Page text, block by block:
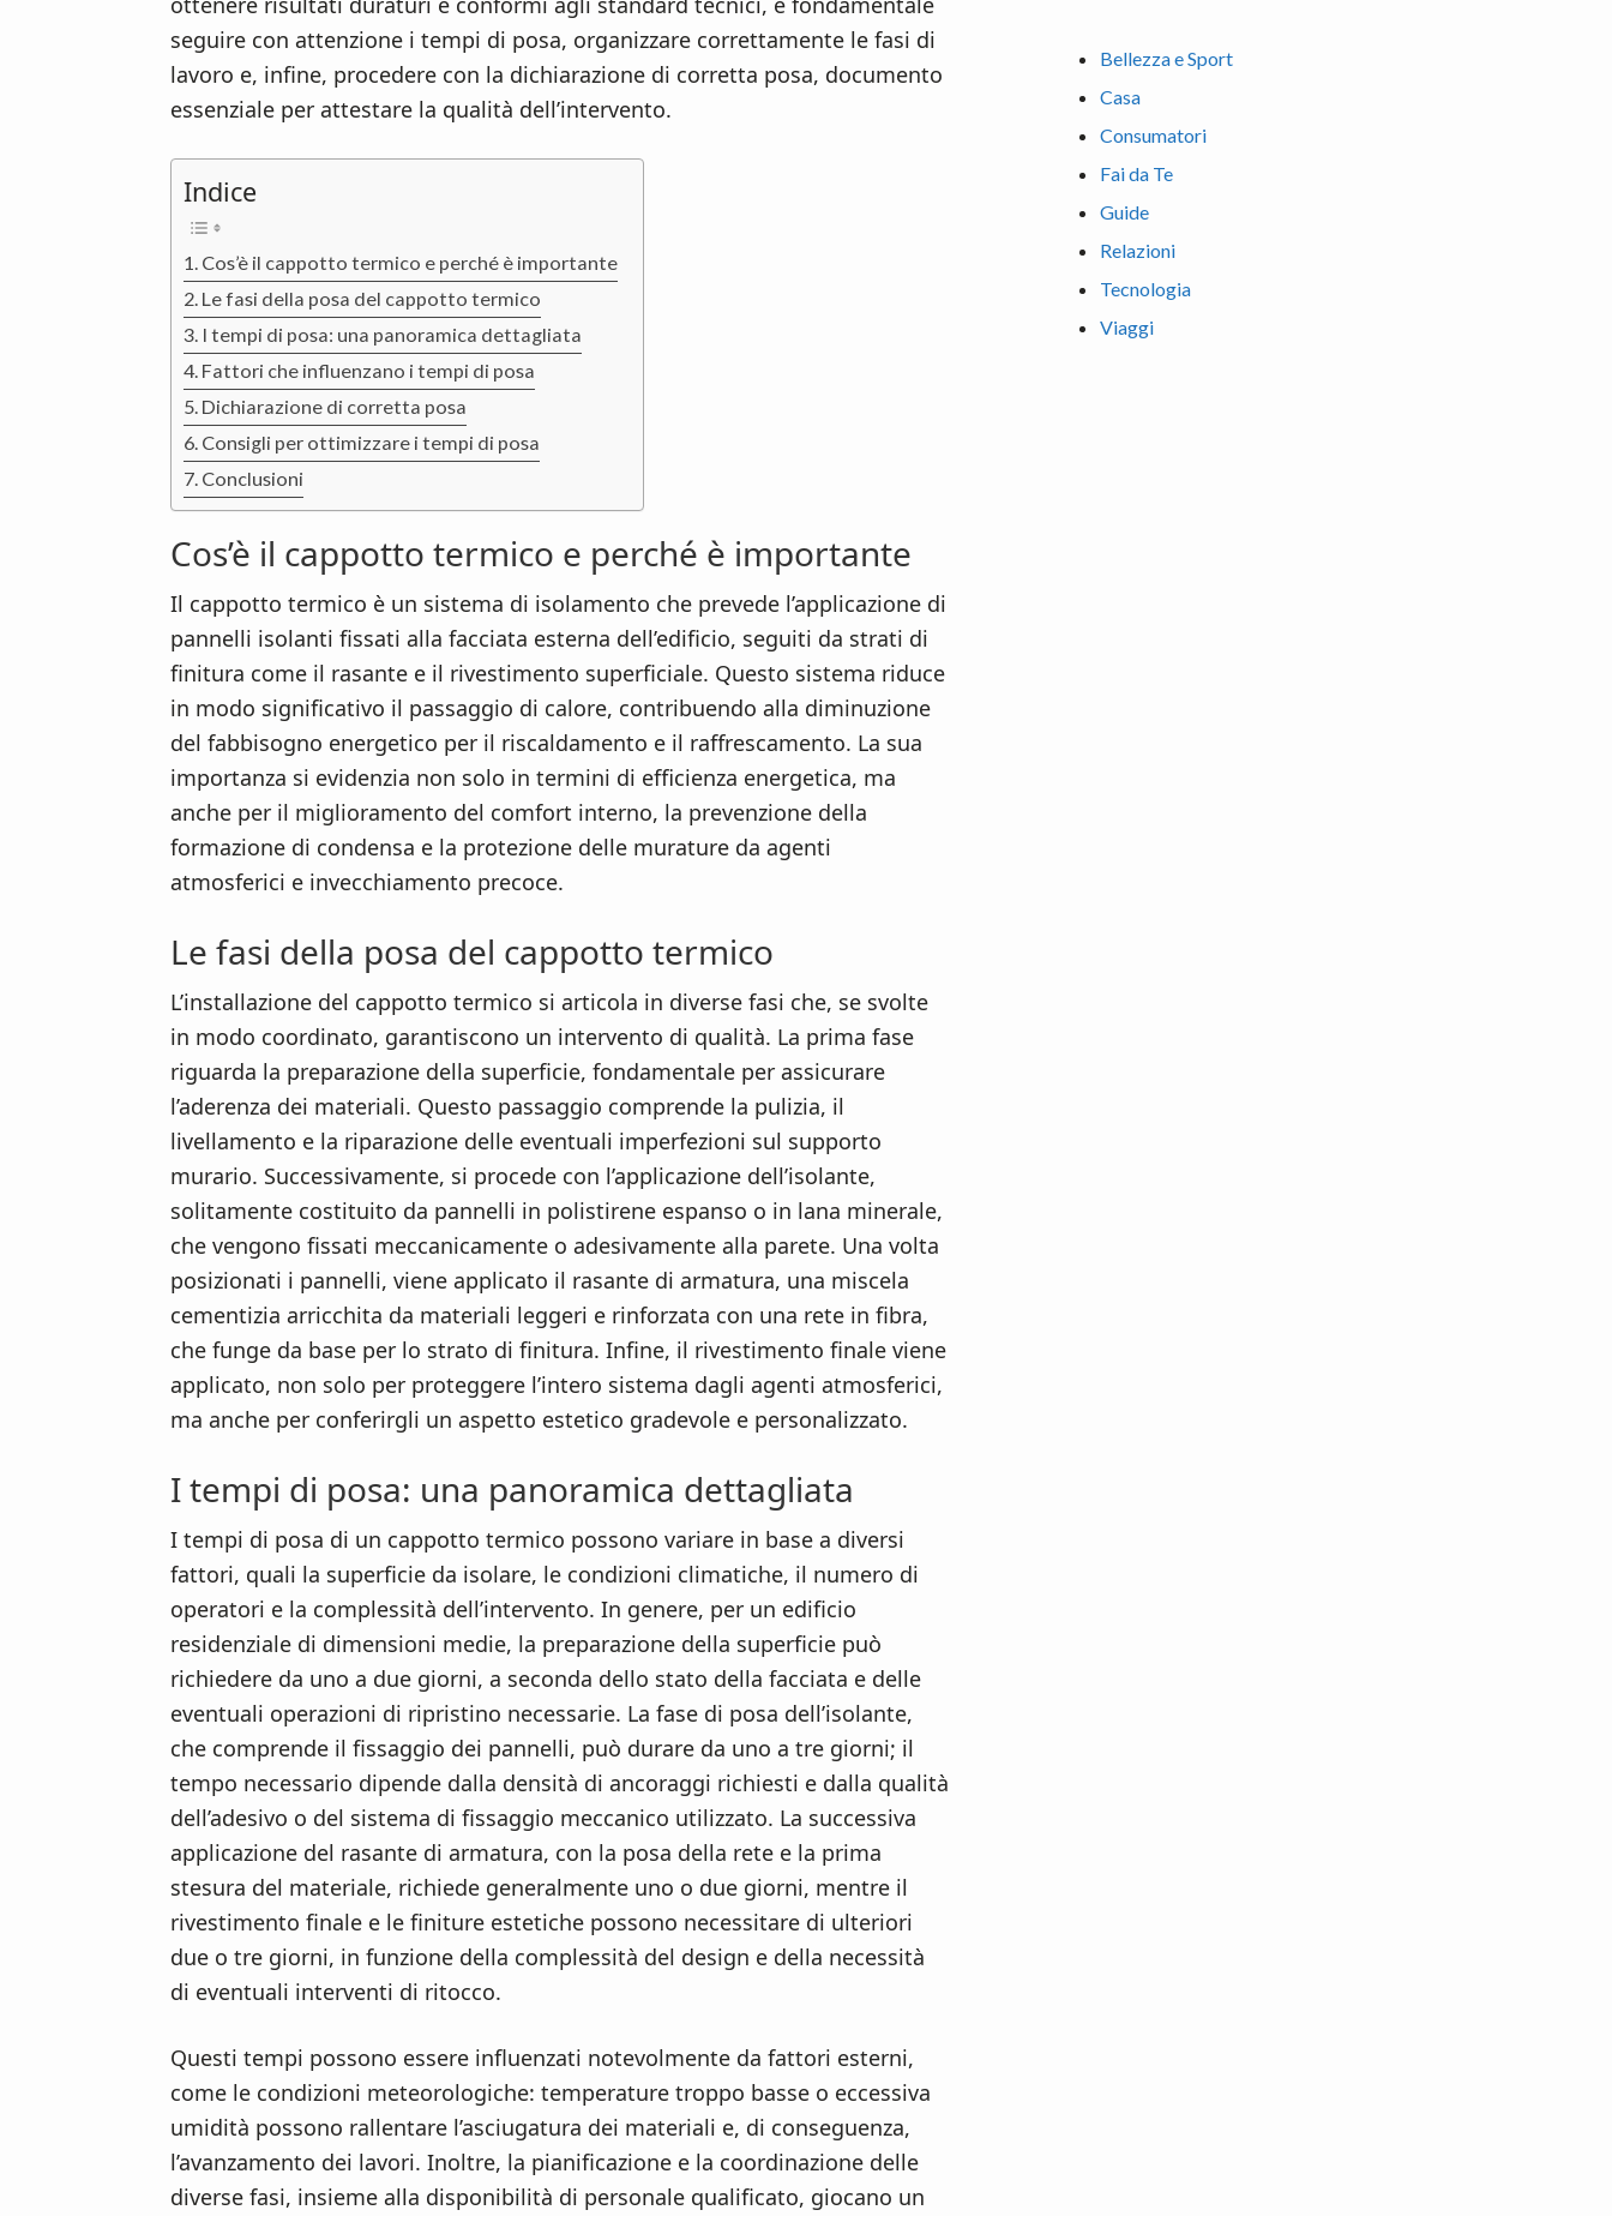
seguire con attenzione i tempi di posa, organizzare correttamente le fasi di
lavoro e, infine, procedere con la dichiarazione di corretta posa, documento
essenziale per attestare la qualità dell’intervento.
Indice
Cos’è il cappotto termico e perché è importante
Le fasi della posa del cappotto termico
I tempi di posa: una panoramica dettagliata
Fattori che influenzano i tempi di posa
Dichiarazione di corretta posa
Consigli per ottimizzare i tempi di posa
Conclusioni
Cos’è il cappotto termico e perché è importante
Il cappotto termico è un sistema di isolamento che prevede l’applicazione di
pannelli isolanti fissati alla facciata esterna dell’edificio, seguiti da strati di
finitura come il rasante e il rivestimento superficiale. Questo sistema riduce
in modo significativo il passaggio di calore, contribuendo alla diminuzione
del fabbisogno energetico per il riscaldamento e il raffrescamento. La sua
importanza si evidenzia non solo in termini di efficienza energetica, ma
anche per il miglioramento del comfort interno, la prevenzione della
formazione di condensa e la protezione delle murature da agenti
atmosferici e invecchiamento precoce.
Le fasi della posa del cappotto termico
L’installazione del cappotto termico si articola in diverse fasi che, se svolte
in modo coordinato, garantiscono un intervento di qualità. La prima fase
riguarda la preparazione della superficie, fondamentale per assicurare
l’aderenza dei materiali. Questo passaggio comprende la pulizia, il
livellamento e la riparazione delle eventuali imperfezioni sul supporto
murario. Successivamente, si procede con l’applicazione dell’isolante,
solitamente costituito da pannelli in polistirene espanso o in lana minerale,
che vengono fissati meccanicamente o adesivamente alla parete. Una volta
posizionati i pannelli, viene applicato il rasante di armatura, una miscela
cementizia arricchita da materiali leggeri e rinforzata con una rete in fibra,
che funge da base per lo strato di finitura. Infine, il rivestimento finale viene
applicato, non solo per proteggere l’intero sistema dagli agenti atmosferici,
ma anche per conferirgli un aspetto estetico gradevole e personalizzato.
I tempi di posa: una panoramica dettagliata
I tempi di posa di un cappotto termico possono variare in base a diversi
fattori, quali la superficie da isolare, le condizioni climatiche, il numero di
operatori e la complessità dell’intervento. In genere, per un edificio
residenziale di dimensioni medie, la preparazione della superficie può
richiedere da uno a due giorni, a seconda dello stato della facciata e delle
eventuali operazioni di ripristino necessarie. La fase di posa dell’isolante,
che comprende il fissaggio dei pannelli, può durare da uno a tre giorni; il
tempo necessario dipende dalla densità di ancoraggi richiesti e dalla qualità
dell’adesivo o del sistema di fissaggio meccanico utilizzato. La successiva
applicazione del rasante di armatura, con la posa della rete e la prima
stesura del materiale, richiede generalmente uno o due giorni, mentre il
rivestimento finale e le finiture estetiche possono necessitare di ulteriori
due o tre giorni, in funzione della complessità del design e della necessità
di eventuali interventi di ritocco.
Questi tempi possono essere influenzati notevolmente da fattori esterni,
come le condizioni meteorologiche: temperature troppo basse o eccessiva
umidità possono rallentare l’asciugatura dei materiali e, di conseguenza,
l’avanzamento dei lavori. Inoltre, la pianificazione e la coordinazione delle
diverse fasi, insieme alla disponibilità di personale qualificato, giocano un
Bellezza e Sport
Casa
Consumatori
Fai da Te
Guide
Relazioni
Tecnologia
Viaggi